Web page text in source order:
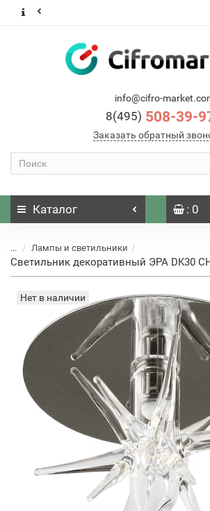
info@cifro-
8(495) 508-39-
Заказать обратный
Каталог : 0
... Лампы и светильники
Светильник декоративный ЭРА DK30
Нет в наличии